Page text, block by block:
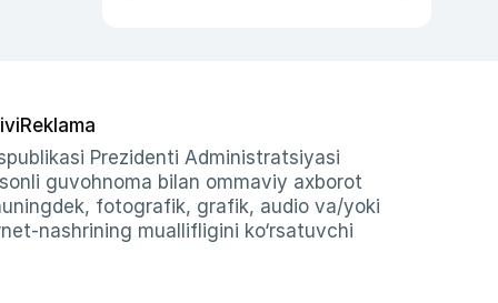
Reklama
Prezidenti Administratsiyasi
guvohnoma bilan ommaviy axborot
fotografik, grafik, audio va/yoki
nashrining muallifligini ko‘rsatuvchi